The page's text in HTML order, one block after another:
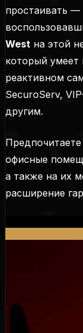
простаивать —
West на этой
который умеет
реактивном
SecuroServ,
другим.
офисные
а также на их
расширение